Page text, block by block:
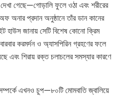
গেছে—গোড়ালি ফুলে ওঠা এবং শরীরের
অনার প্রদান অনুষ্ঠানে তাঁর ডান কানের
হাউস জানায় সেটি বিশেষ কোনো ক্রিম
করমর্দন ও অ্যাসপিরিন গ্রহণের ফলে
এবং শিরায় রক্ত চলাচলের সমস্যার কারণে
এখনও চুপ—৮০টি মোমবাতি জ্বালিয়ে